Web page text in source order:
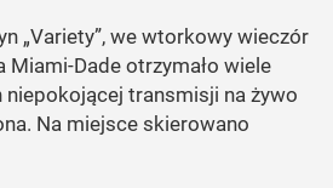
„Variety”, we wtorkowy wieczór
Miami-Dade otrzymało wiele
transmisji na żywo
Na miejsce skierowano